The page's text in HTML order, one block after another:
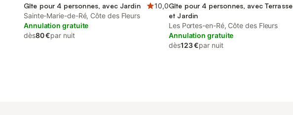
Gîte pour 4 personnes, avec Jardin
10,0
Sainte-Marie-de-Ré, Côte des Fleurs
Annulation gratuite
dès80 €par nuit
Gîte pour 4 personnes, avec Terrasse
et Jardin
Les Portes-en-Ré, Côte des Fleurs
Annulation gratuite
dès123 €par nuit